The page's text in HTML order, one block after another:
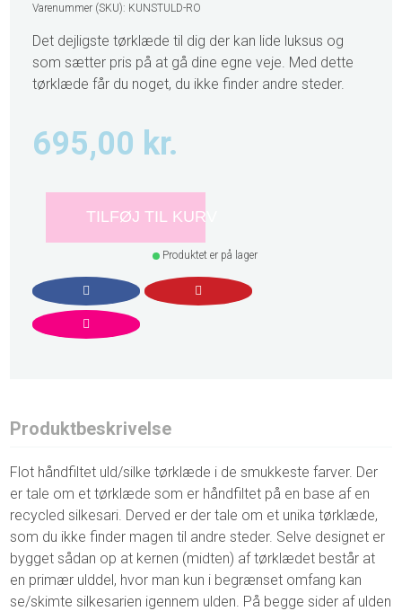
Varenummer (SKU): KUNSTULD-RO
Det dejligste tørklæde til dig der kan lide luksus og
som sætter pris på at gå dine egne veje. Med dette
tørklæde får du noget, du ikke finder andre steder.
695,00 kr.
Produktet er på lager
TILFØJ TIL KURV
Produktbeskrivelse
Flot håndfiltet uld/silke tørklæde i de smukkeste farver. Der
er tale om et tørklæde som er håndfiltet på en base af en
recycled silkesari. Derved er der tale om et unika tørklæde,
som du ikke finder magen til andre steder. Selve designet er
bygget sådan op at kernen (midten) af tørklædet består at
en primær ulddel, hvor man kun i begrænset omfang kan
se/skimte silkesarien igennem ulden. På begge sider af ulden